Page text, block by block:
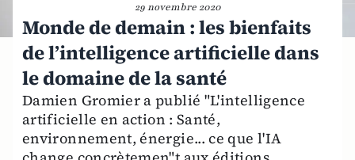
29 novembre 2020
Monde de demain : les bienfaits
de l’intelligence artificielle dans
le domaine de la santé
Damien Gromier a publié "L'intelligence
artificielle en action : Santé,
environnement, énergie... ce que l'IA